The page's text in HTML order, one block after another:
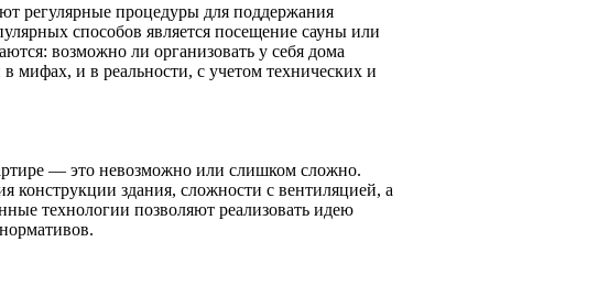
регулярные процедуры для поддержания
способов является посещение сауны или
возможно ли организовать у себя дома
и в реальности, с учетом технических и
— это невозможно или слишком сложно.
конструкции здания, сложности с вентиляцией, а
технологии позволяют реализовать идею